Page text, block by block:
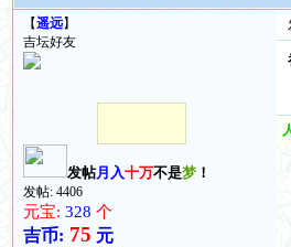
【遥远】
吉坛好友
发帖月入十万不是梦 ！
发帖: 4406
元宝: 328个
吉币: 75 元